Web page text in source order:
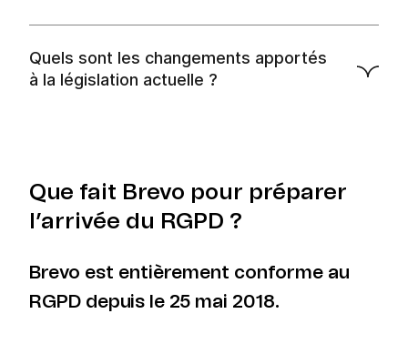
Quels sont les changements apportés
à la législation actuelle ?
Droit de rectification : vous pouvez modifier
moment. Vous pouvez également nous
ou supprimions les données pour vous.
Que fait Brevo pour préparer
l’arrivée du RGPD ?
Brevo est entièrement conforme au
RGPD depuis le 25 mai 2018.